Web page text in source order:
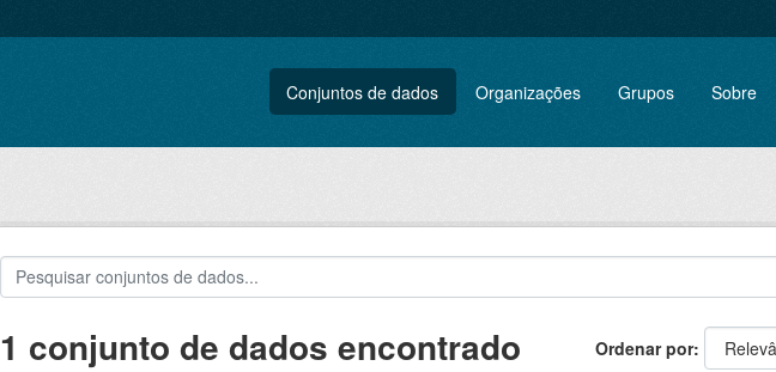
Conjuntos de dados Organizações Grupos Sobre
Ordenar por
1 conjunto de dados encontrado